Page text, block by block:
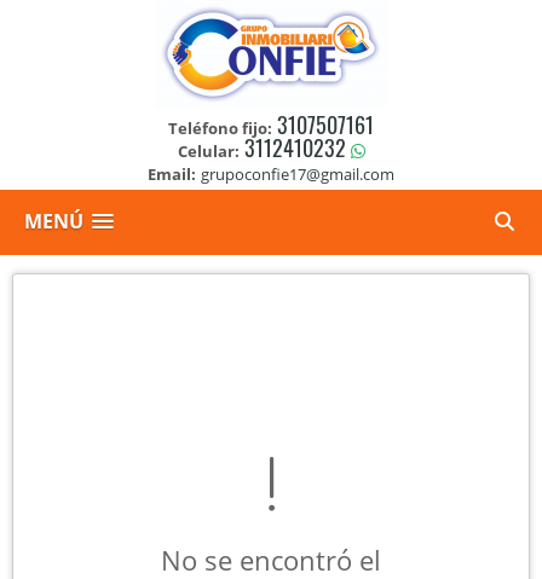
Teléfono fijo: 3107507161
Celular: 3112410232
Email: grupoconfie17@gmail.com
MENÚ
No se encontró el